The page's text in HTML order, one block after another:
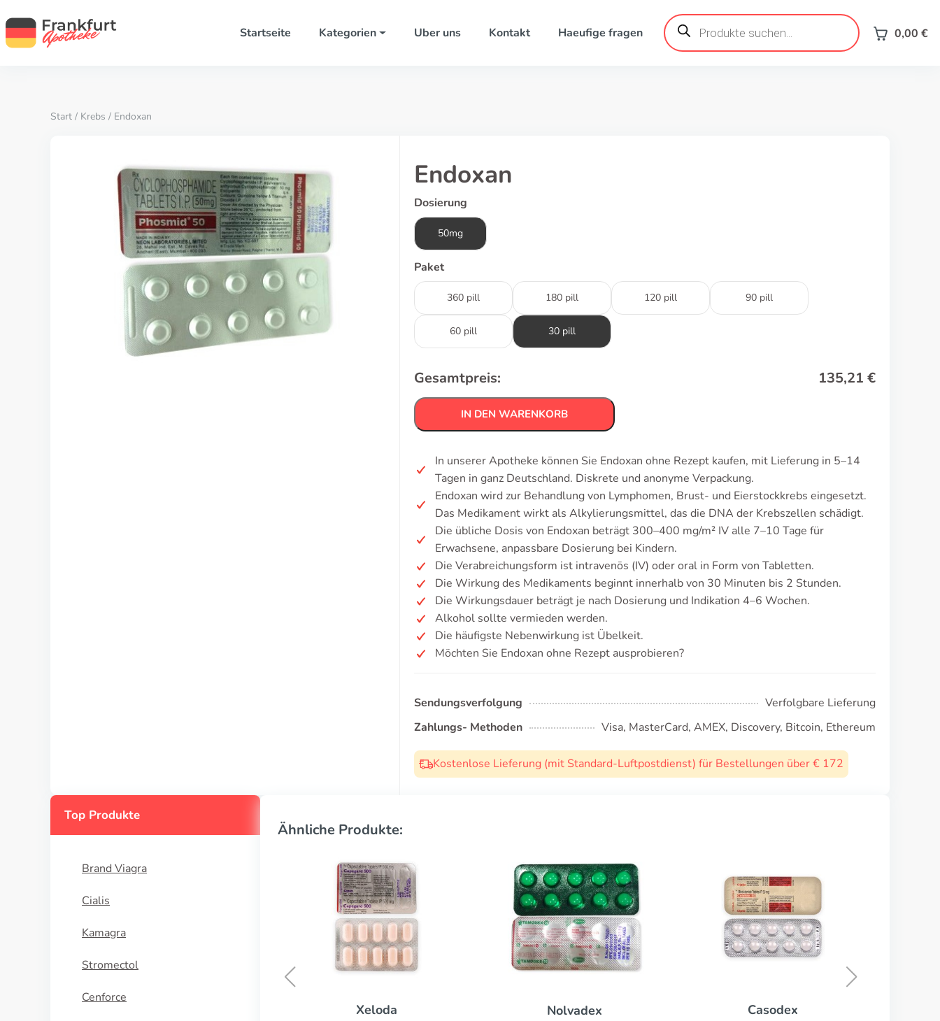
Startseite Kategorien Uber uns Kontakt Haeufige fragen
Products
search 0,00 €
Start / Krebs / Endoxan
Endoxan
Dosierung
50mg
Paket
360 pill 180 pill 120 pill 90 pill
60 pill 30 pill
Gesamtpreis: 135,21 €
IN DEN WARENKORB
In unserer Apotheke können Sie Endoxan ohne Rezept kaufen, mit Lieferung in 5–14
Tagen in ganz Deutschland. Diskrete und anonyme Verpackung.
Endoxan wird zur Behandlung von Lymphomen, Brust- und Eierstockkrebs eingesetzt.
Das Medikament wirkt als Alkylierungsmittel, das die DNA der Krebszellen schädigt.
Die übliche Dosis von Endoxan beträgt 300–400 mg/m² IV alle 7–10 Tage für
Erwachsene, anpassbare Dosierung bei Kindern.
Die Verabreichungsform ist intravenös (IV) oder oral in Form von Tabletten.
Die Wirkung des Medikaments beginnt innerhalb von 30 Minuten bis 2 Stunden.
Die Wirkungsdauer beträgt je nach Dosierung und Indikation 4–6 Wochen.
Alkohol sollte vermieden werden.
Die häufigste Nebenwirkung ist Übelkeit.
Möchten Sie Endoxan ohne Rezept ausprobieren?
Sendungsverfolgung
Verfolgbare Lieferung
Zahlungs- Methoden
Visa, MasterCard, AMEX, Discovery, Bitcoin, Ethereum
Kostenlose Lieferung (mit Standard-Luftpostdienst) für Bestellungen über € 172
Top Produkte
Brand Viagra
Cialis
Kamagra
Stromectol
Cenforce
Ähnliche Produkte:
Nolvadex Casodex
Zofran